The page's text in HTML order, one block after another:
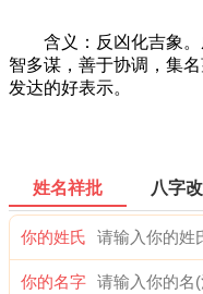
含义：反凶化吉象。
智多谋，善于协调，集
发达的好表示。
姓名祥批 八字
你的姓氏
你的名字